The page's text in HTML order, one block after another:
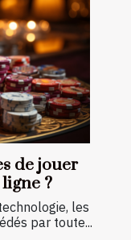
de jouer
?
les
par toute...